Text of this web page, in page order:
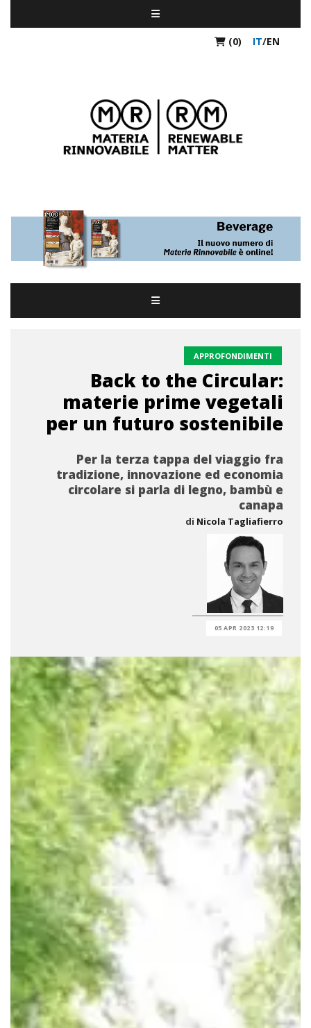
(0) IT/EN
APPROFONDIMENTI
Back to the Circular:
materie prime vegetali
per un futuro sostenibile
Per la terza tappa del viaggio fra
tradizione, innovazione ed economia
circolare si parla di legno, bambù e
canapa
di Nicola Tagliafierro
05 APR 2023 12:19